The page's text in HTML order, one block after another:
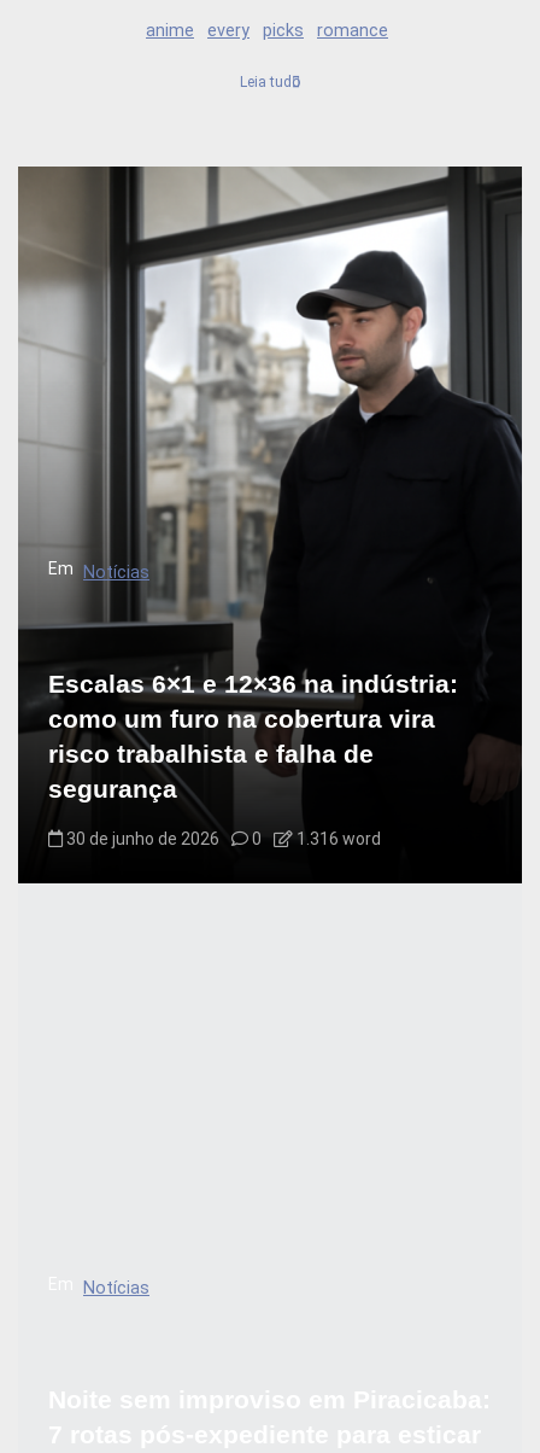
anime every picks romance
Leia tudo
Em Notícias
Escalas 6×1 e 12×36 na indústria:
como um furo na cobertura vira
risco trabalhista e falha de
segurança
30 de junho de 2026 0 1.316 word
Notícias